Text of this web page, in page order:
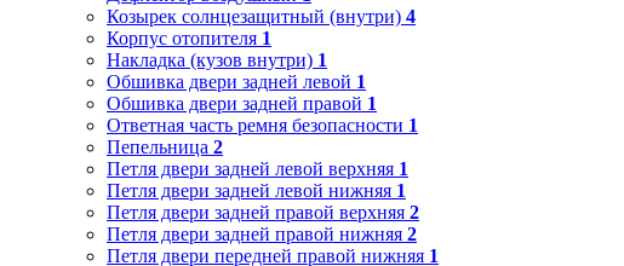
Козырек солнцезащитный (внутри) 4
Корпус отопителя 1
Накладка (кузов внутри) 1
Обшивка двери задней левой 1
Обшивка двери задней правой 1
Ответная часть ремня безопасности 1
Пепельница 2
Петля двери задней левой верхняя 1
Петля двери задней левой нижняя 1
Петля двери задней правой верхняя 2
Петля двери задней правой нижняя 2
Петля двери передней правой нижняя 1